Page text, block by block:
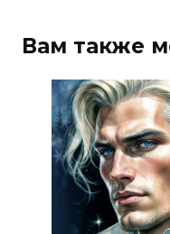
Вам также